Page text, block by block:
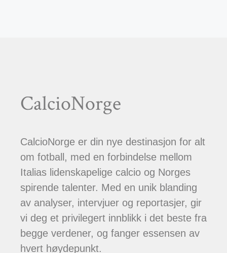
CalcioNorge
CalcioNorge er din nye destinasjon for alt
om fotball, med en forbindelse mellom
Italias lidenskapelige calcio og Norges
spirende talenter. Med en unik blanding
av analyser, intervjuer og reportasjer, gir
vi deg et privilegert innblikk i det beste fra
begge verdener, og fanger essensen av
hvert høydepunkt.